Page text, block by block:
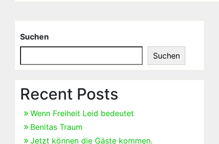
Suchen
Suchen
Recent Posts
Wenn Freiheit Leid bedeutet
Benitas Traum
Jetzt können die Gäste kommen.